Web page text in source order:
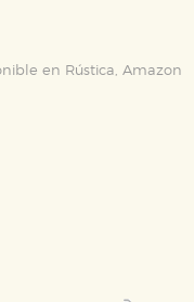
en Rústica ,Amazon